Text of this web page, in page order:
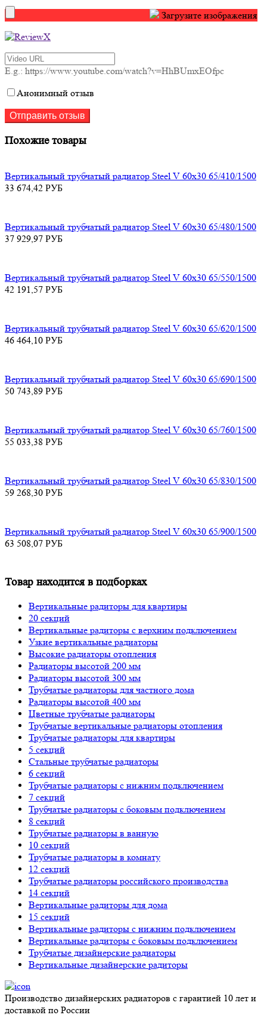
Загрузите изображения
E.g.: https://www.youtube.com/watch?v=HhBUmxEOfpc
Анонимный отзыв
Похожие товары
Вертикальный трубчатый радиатор Steel V 60х30 65/410/1500
33 674,42 РУБ
Вертикальный трубчатый радиатор Steel V 60х30 65/480/1500
37 929,97 РУБ
Вертикальный трубчатый радиатор Steel V 60х30 65/550/1500
42 191,57 РУБ
Вертикальный трубчатый радиатор Steel V 60х30 65/620/1500
46 464,10 РУБ
Вертикальный трубчатый радиатор Steel V 60х30 65/690/1500
50 743,89 РУБ
Вертикальный трубчатый радиатор Steel V 60х30 65/760/1500
55 033,38 РУБ
Вертикальный трубчатый радиатор Steel V 60х30 65/830/1500
59 268,30 РУБ
Вертикальный трубчатый радиатор Steel V 60х30 65/900/1500
63 508,07 РУБ
Товар находится в подборках
Вертикальные радиторы для квартиры
20 секций
Вертикальные радиторы с верхним подключением
Узкие вертикальные радиаторы
Высокие радиаторы отопления
Радиаторы высотой 200 мм
Радиаторы высотой 300 мм
Трубчатые радиаторы для частного дома
Радиаторы высотой 400 мм
Цветные трубчатые радиаторы
Трубчатые вертикальные радиаторы отопления
Трубчатые радиаторы для квартиры
5 секций
Стальные трубчатые радиаторы
6 секций
Трубчатые радиаторы с нижним подключением
7 секций
Трубчатые радиаторы с боковым подключением
8 секций
Трубчатые радиаторы в ванную
10 секций
Трубчатые радиаторы в комнату
12 секций
Трубчатые радиаторы российского производства
14 секций
Вертикальные радиторы для дома
15 секций
Вертикальные радиторы с нижним подключением
Вертикальные радиторы с боковым подключением
Трубчатые дизайнерские радиаторы
Вертикальные дизайнерские радиторы
Производство дизайнерских радиаторов с гарантией 10 лет и
доставкой по России